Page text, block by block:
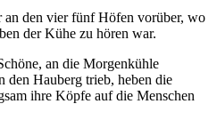
an den vier fünf Höfen vorüber, wo
der Kühe zu hören war.
an die Morgenkühle
den Hauberg trieb, heben die
ihre Köpfe auf die Menschen